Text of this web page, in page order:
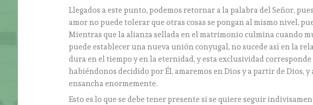
Llegados a este punto, podemos retornar a la palabra del Señor,
amor no puede tolerar que otras cosas se pongan al mismo nivel,
Mientras que la alianza sellada en el matrimonio culmina cuando
puede establecer una nueva unión conyugal, no sucede así en la
dura en el tiempo y en la eternidad, y esta exclusividad corresponde
habiéndonos decidido por Él, amaremos en Dios y a partir de Dios, y
ensancha enormemente.
Esto es lo que se debe tener presente si se quiere seguir